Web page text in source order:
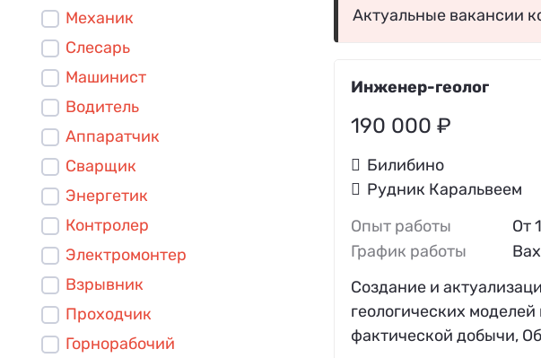
Механик
Слесарь
Машинист
Водитель
Аппаратчик
Сварщик
Энергетик
Контролер
Электромонтер
Взрывник
Проходчик
Горнорабочий
Актуальные вакансии
Инженер-геолог
190 000 ₽
Билибино
Рудник Каральвеем
Опыт работы
От
График работы
Создание и
геологических
фактической добычи,